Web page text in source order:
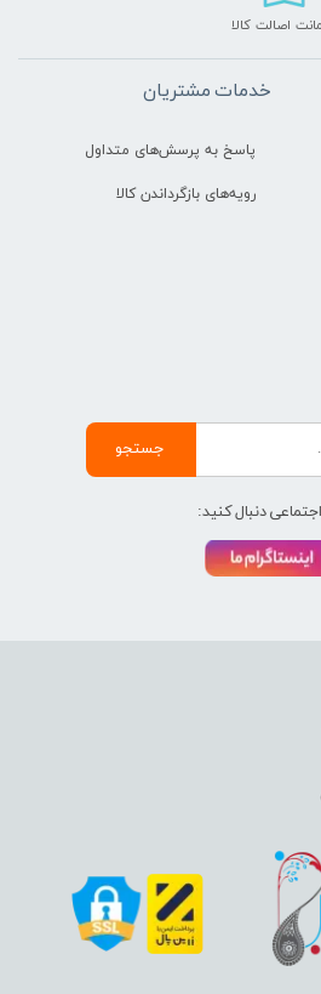
اصالت کالا
خدمات مشتریان
پاسخ به پرسش‌های متداول
رویه‌های بازگرداندن کالا
جستجو
دنبال کنید: